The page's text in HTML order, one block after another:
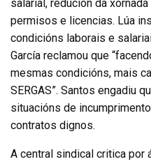
salarial, redución da
permisos e licencias. Lúa
condicións laborais e
García reclamou que
mesmas condicións, mais
SERGAS”. Santos engadiu
situacións de
contratos dignos.
A central sindical critica por